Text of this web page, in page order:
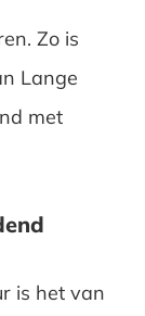
Zo is
Lange
met
is het van